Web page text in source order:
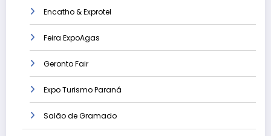
Encatho & Exprotel
Feira ExpoAgas
Geronto Fair
Expo Turismo Paraná
Salão de Gramado